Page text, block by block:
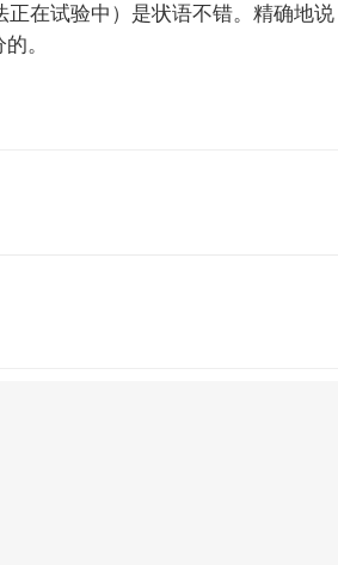
试验中）是状语不错。精确地说
。